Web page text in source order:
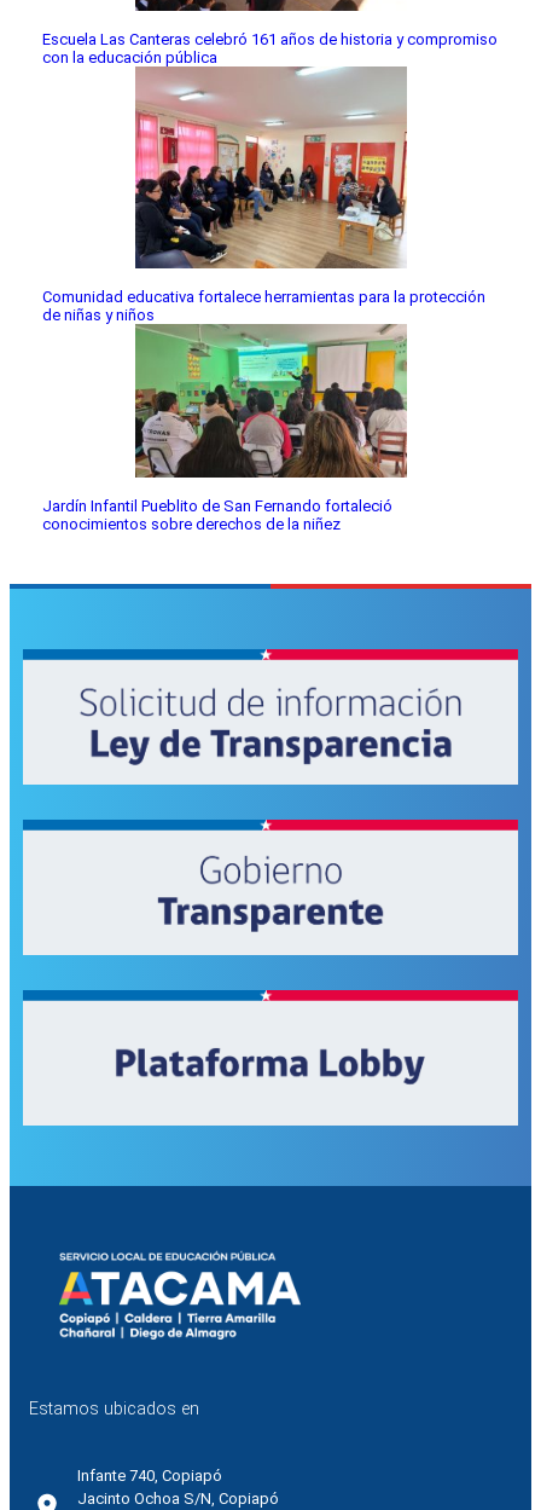
Escuela Las Canteras celebró 161 años de historia y compromiso
con la educación pública
Comunidad educativa fortalece herramientas para la protección
de niñas y niños
Jardín Infantil Pueblito de San Fernando fortaleció
conocimientos sobre derechos de la niñez
Estamos ubicados en
Infante 740, Copiapó
Jacinto Ochoa S/N, Copiapó